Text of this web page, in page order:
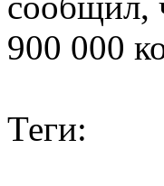
900 000
Теги: